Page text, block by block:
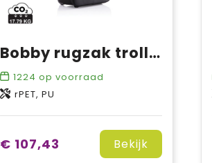
Bobby rugzak trolley
1224 op voorraad
rPET, PU
€ 107,43 Bekijk